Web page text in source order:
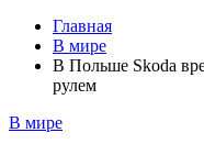
Главная
В мире
В Польше Skoda
рулем
В мире